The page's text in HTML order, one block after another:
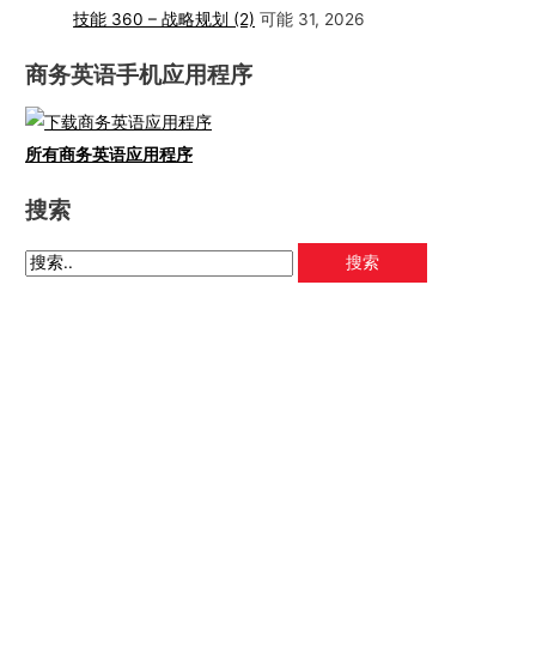
技能 360 – 战略规划 (2) 可能 31, 2026
商务英语手机应用程序
所有商务英语应用程序
搜索